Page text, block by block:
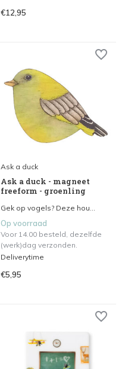
€12,95
Ask a duck
Ask a duck - magneet
freeform - groenling
Gek op vogels? Deze hou...
Op voorraad
Voor 14.00 besteld, dezelfde
(werk)dag verzonden.
Deliverytime
€5,95